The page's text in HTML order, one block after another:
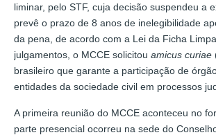
liminar, pelo STF, cuja decisão suspendeu a
prevê o prazo de 8 anos de inelegibilidade
da pena, de acordo com a Lei da Ficha
julgamentos, o MCCE solicitou amicus curiae
brasileiro que garante a participação de
entidades da sociedade civil em processos
A primeira reunião do MCCE aconteceu no
parte presencial ocorreu na sede do